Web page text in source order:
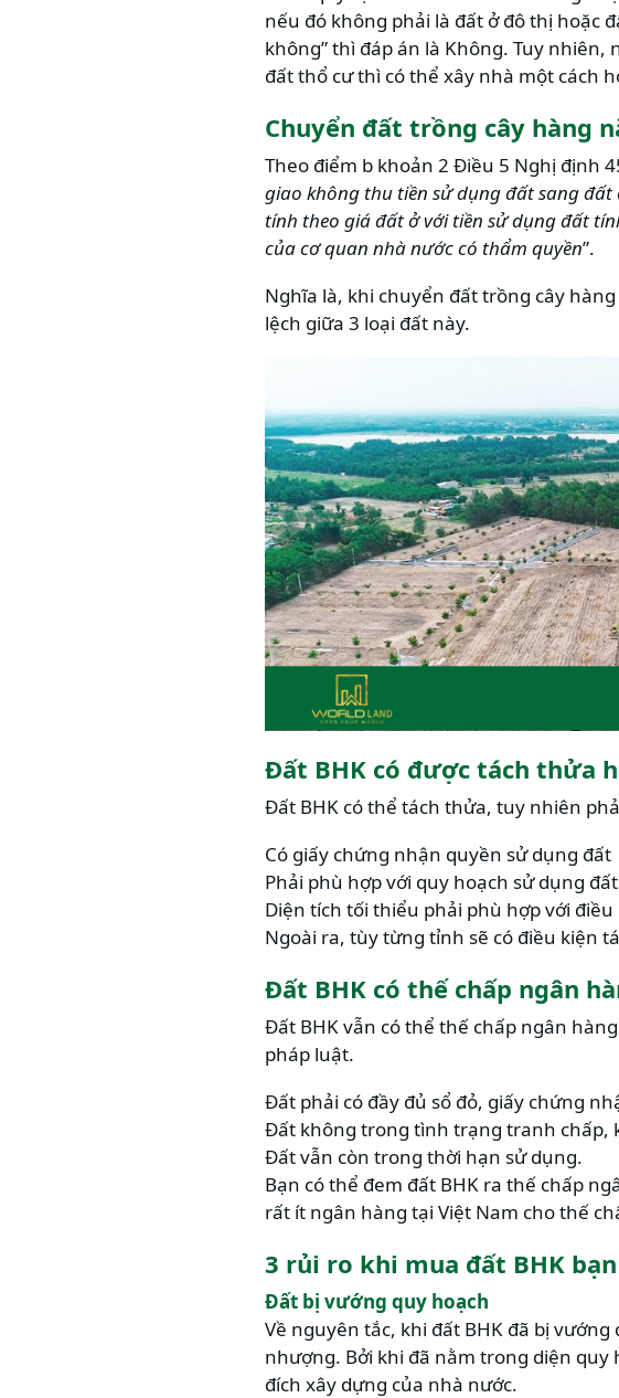
nếu đó không phải là đất ở đô thị hoặc
không” thì đáp án là Không. Tuy
đất thổ cư thì có thể xây nhà một cách
Chuyển đất trồng cây hàng
Theo điểm b khoản 2 Điều 5 Nghị định
giao không thu tiền sử dụng đất sang
tính theo giá đất ở với tiền sử dụng đất
của cơ quan nhà nước có thẩm quyền”.
Nghĩa là, khi chuyển đất trồng cây
lệch giữa 3 loại đất này.
Đất BHK có được tách thửa
Đất BHK có thể tách thửa, tuy nhiên
Có giấy chứng nhận quyền sử dụng đất
Phải phù hợp với quy hoạch sử dụng
Diện tích tối thiểu phải phù hợp với
Ngoài ra, tùy từng tỉnh sẽ có điều kiện
Đất BHK có thế chấp ngân
Đất BHK vẫn có thể thế chấp ngân
pháp luật.
Đất phải có đầy đủ sổ đỏ, giấy chứng
Đất không trong tình trạng tranh chấp,
Đất vẫn còn trong thời hạn sử dụng.
Bạn có thể đem đất BHK ra thế chấp
rất ít ngân hàng tại Việt Nam cho thế
3 rủi ro khi mua đất BHK
Đất bị vướng quy hoạch
Về nguyên tắc, khi đất BHK đã bị
nhượng. Bởi khi đã nằm trong diện quy
đích xây dựng của nhà nước.